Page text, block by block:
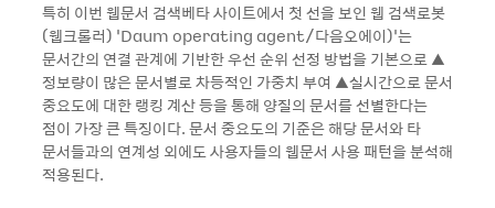
특히 이번 웹문서 검색베타 사이트에서 첫 선을 보인 웹 검색로봇
(웹크롤러) ‘Daum operating agent/다음오에이)’는
문서간의 연결 관계에 기반한 우선 순위 선정 방법을 기본으로 ▲
정보량이 많은 문서별로 차등적인 가중치 부여 ▲실시간으로 문서
중요도에 대한 랭킹 계산 등을 통해 양질의 문서를 선별한다는
점이 가장 큰 특징이다. 문서 중요도의 기준은 해당 문서와 타
문서들과의 연계성 외에도 사용자들의 웹문서 사용 패턴을 분석해
적용된다.